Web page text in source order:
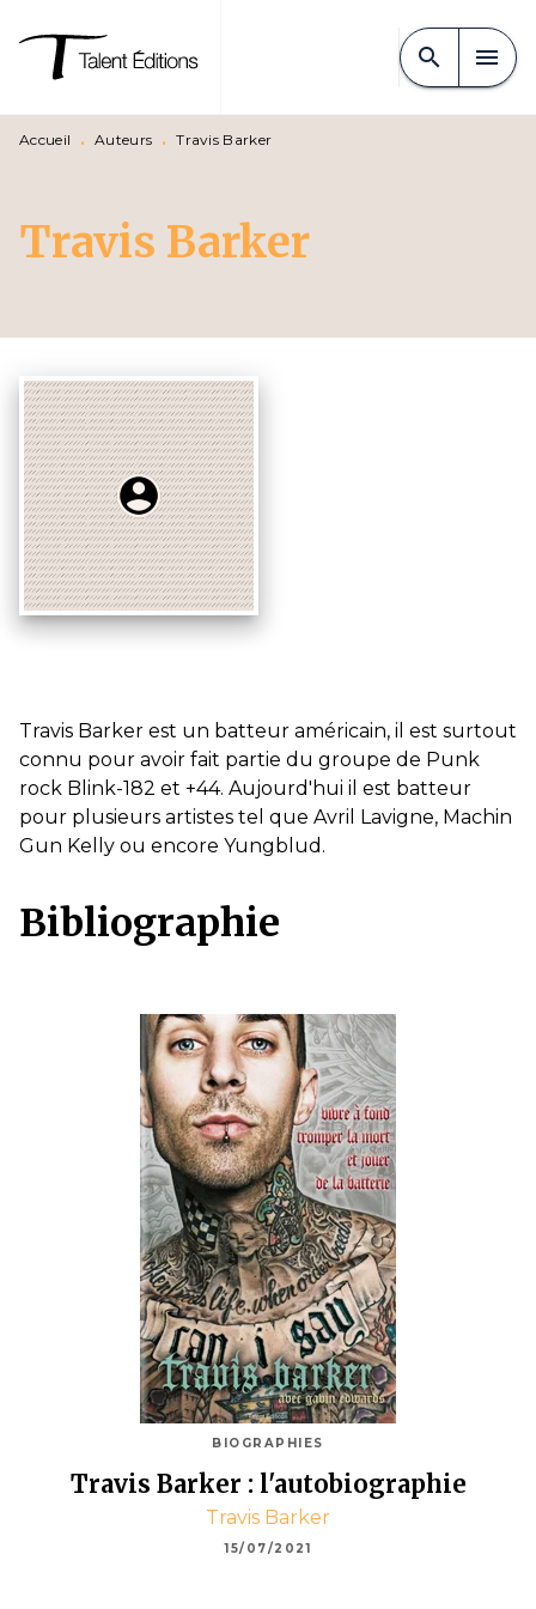
MENU CONTENU
PIED DE PAGE
search menu
Accueil • Auteurs • Travis Barker
Travis Barker
Travis Barker est un batteur américain, il est surtout
connu pour avoir fait partie du groupe de Punk
rock Blink-182 et +44. Aujourd'hui il est batteur
pour plusieurs artistes tel que Avril Lavigne, Machin
Gun Kelly ou encore Yungblud.
Bibliographie
BIOGRAPHIES
Travis Barker : l'autobiographie
Travis Barker
15/07/2021